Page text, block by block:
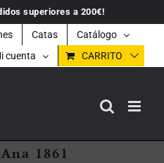
superiores a 200€!
Catas
Catálogo
cuenta CARRITO
1861